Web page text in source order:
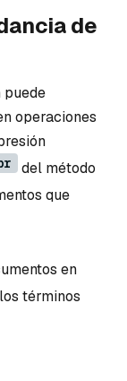
de
puede
operaciones
del método
que
en
términos